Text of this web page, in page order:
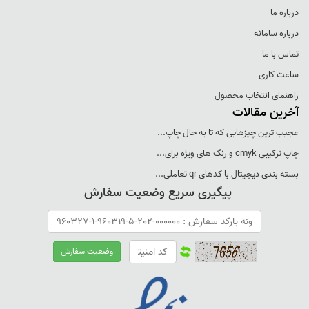
درباره ما
درباره سامانه
تماس با ما
ساعت کاری
راهنمای انتخاب محصول
آخرین مقالات
عجيب ترين چيزهايی که تا به حال چاپ...
چاپ ترکيبی cmyk و رنگ های ويژه برای...
بسته بندی ديجيتال با کدهای qr تعاملی...
پیگیری سریع وضعیت سفارش